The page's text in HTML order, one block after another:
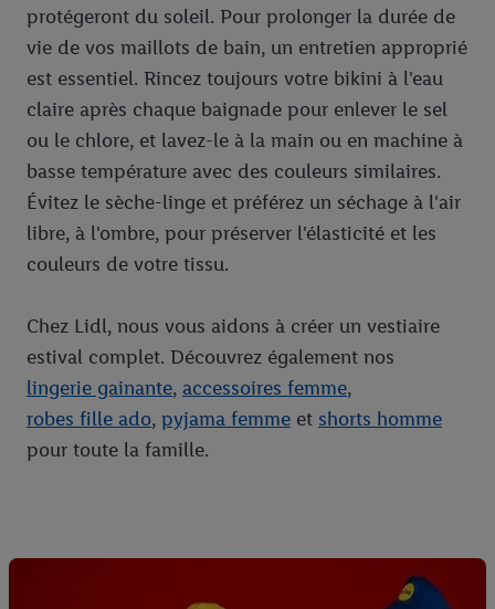
protégeront du soleil. Pour prolonger la durée de
vie de vos maillots de bain, un entretien approprié
est essentiel. Rincez toujours votre bikini à l'eau
claire après chaque baignade pour enlever le sel
ou le chlore, et lavez-le à la main ou en machine à
basse température avec des couleurs similaires.
Évitez le sèche-linge et préférez un séchage à l'air
libre, à l'ombre, pour préserver l'élasticité et les
couleurs de votre tissu.
Chez Lidl, nous vous aidons à créer un vestiaire
estival complet. Découvrez également nos
lingerie gainante, accessoires femme,
robes fille ado, pyjama femme et shorts homme
pour toute la famille.